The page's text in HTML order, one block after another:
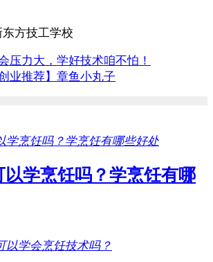
方技工学校
压力大，学好技术咱不怕！
创业推荐】章鱼小丸子
以学烹饪吗？学烹饪有哪